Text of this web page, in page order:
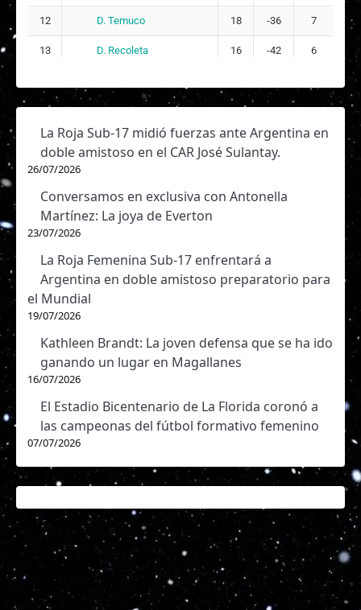
12 D. Temuco 18 -36 7
13 D. Recoleta 16 -42 6
La Roja Sub-17 midió fuerzas ante Argentina en
doble amistoso en el CAR José Sulantay.
26/07/2026
Conversamos en exclusiva con Antonella
Martínez: La joya de Everton
23/07/2026
La Roja Femenina Sub-17 enfrentará a
Argentina en doble amistoso preparatorio para
el Mundial
19/07/2026
Kathleen Brandt: La joven defensa que se ha ido
ganando un lugar en Magallanes
16/07/2026
El Estadio Bicentenario de La Florida coronó a
las campeonas del fútbol formativo femenino
07/07/2026